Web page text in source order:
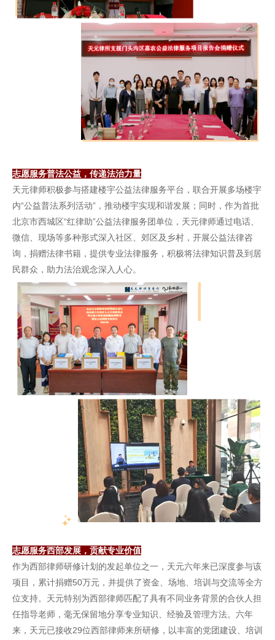
志愿服务普法公益，传递法治力量
天元律师积极参与搭建楼宇公益法律服务平台，联合开展多场楼宇
内“公益普法系列活动”，推动楼宇实现和谐发展；同时，作为首批
北京市西城区“红律助”公益法律服务团单位，天元律师通过电话、
微信、现场等多种形式深入社区、郊区及乡村，开展公益法律咨
询，捐赠法律书籍，提供专业法律服务，积极将法律知识普及到居
民群众，助力法治观念深入人心。
志愿服务西部发展，贡献专业价值
作为西部律师研修计划的发起单位之一，天元六年来已深度参与该
项目，累计捐赠50万元，并提供了资金、场地、培训与交流等全方
位支持。天元特别为西部律师匹配了具有不同业务背景的合伙人担
任指导老师，毫无保留地分享专业知识、经验及管理方法。六年
来，天元已接收29位西部律师来所研修，以丰富的党团建设、培训